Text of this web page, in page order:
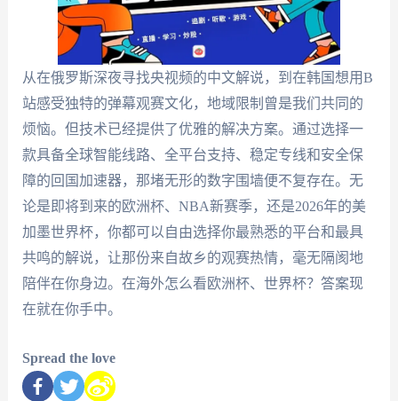
从在俄罗斯深夜寻找央视频的中文解说，到在韩国想用B
站感受独特的弹幕观赛文化，地域限制曾是我们共同的
烦恼。但技术已经提供了优雅的解决方案。通过选择一
款具备全球智能线路、全平台支持、稳定专线和安全保
障的回国加速器，那堵无形的数字围墙便不复存在。无
论是即将到来的欧洲杯、NBA新赛季，还是2026年的美
加墨世界杯，你都可以自由选择你最熟悉的平台和最具
共鸣的解说，让那份来自故乡的观赛热情，毫无隔阂地
陪伴在你身边。在海外怎么看欧洲杯、世界杯？答案现
在就在你手中。
Spread the love